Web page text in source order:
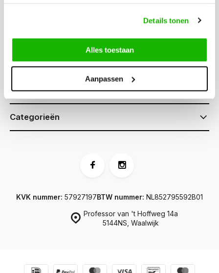
Details tonen
Alles toestaan
Aanpassen
Klantenservice
Informatie
Categorieën
Professor van 't Hoffweg 14a
5144NS, Waalwijk
KVK nummer: 57927197BTW nummer: NL852795592B01